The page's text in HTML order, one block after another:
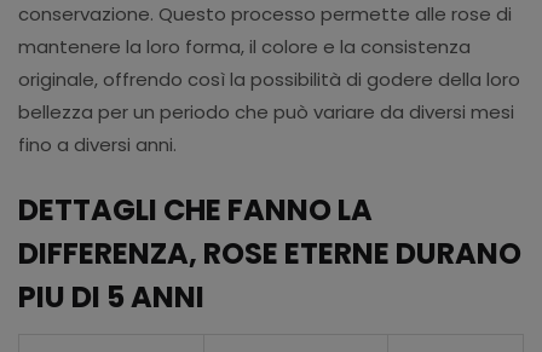
conservazione. Questo processo permette alle rose di
mantenere la loro forma, il colore e la consistenza
originale, offrendo così la possibilità di godere della loro
bellezza per un periodo che può variare da diversi mesi
fino a diversi anni.
DETTAGLI CHE FANNO LA
DIFFERENZA, ROSE ETERNE DURANO
PIU DI 5 ANNI